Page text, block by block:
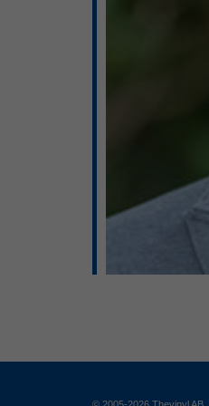
© 2005-2026 Thevinyl AB